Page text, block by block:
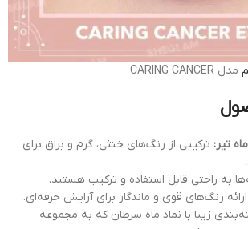
مدل CARING CANCER
تیر: ترکیبی از رنگ‌های خنثی، گرم و براق برای
به راحتی قابل استفاده و ترکیب هستند.
ارائه رنگ‌های قوی و ماندگار برای آرایش حرفه‌ای.
زیبا با نماد ماه سرطان که به مجموعه